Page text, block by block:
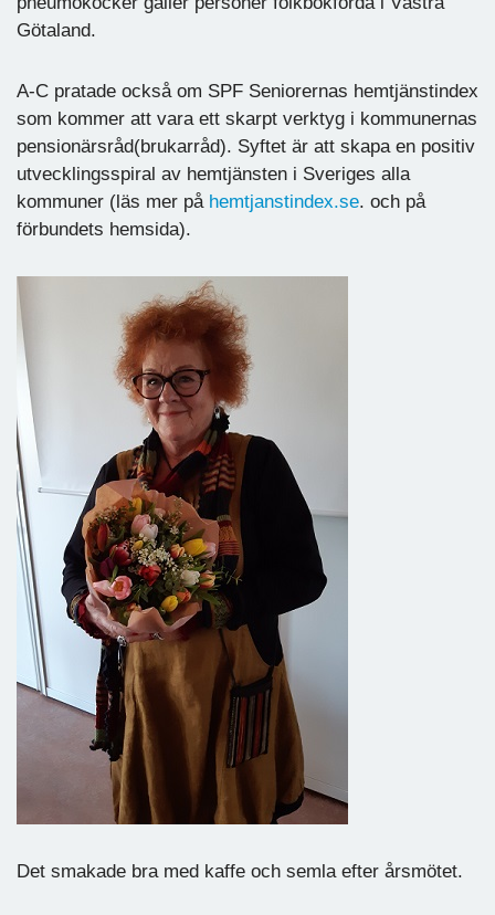
Götaland.
A-C pratade också om SPF Seniorernas hemtjänstindex
som kommer att vara ett skarpt verktyg i kommunernas
pensionärsråd(brukarråd). Syftet är att skapa en positiv
utvecklingsspiral av hemtjänsten i Sveriges alla
kommuner (läs mer på hemtjanstindex.se. och på
förbundets hemsida).
Det smakade bra med kaffe och semla efter årsmötet.